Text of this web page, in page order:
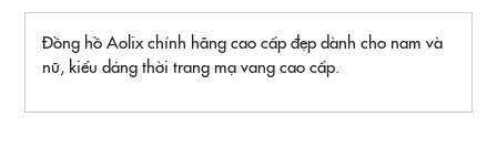
Đồng hồ Aolix chính hãng cao cấp đẹp dành cho nam và
nữ, kiểu dáng thời trang mạ vang cao cấp.